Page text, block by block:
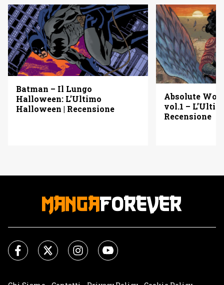
Batman – Il Lungo
Halloween: L’Ultimo
Halloween | Recensione
Absolute
vol.1 –
Recensione